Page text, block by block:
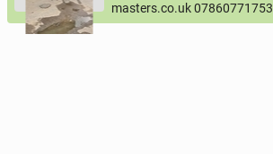
masters.co.uk 07860771753